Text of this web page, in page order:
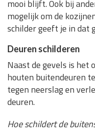
mooi blijft. Ook bij
mogelijk om de
schilder geeft je in dat
Deuren schilderen
Naast de gevels is het
houten buitendeuren
tegen neerslag en
deuren.
Hoe schildert de